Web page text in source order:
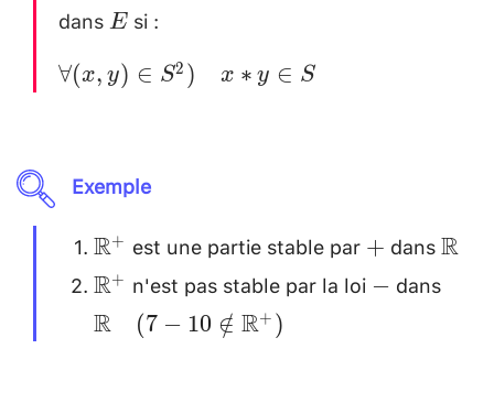
dansE
E si :
\forall
x*y
\in S
∀(x, y) ∈ S2 ) x ∗ y ∈ S
Exemple
\mathbb{R}^+
R+ est une partie stable par +
+ dansR
\mathbb{R}^+
R+ n'est pas stable par la loi -
− dans
R (7 − 10 ∈
/ R+ )